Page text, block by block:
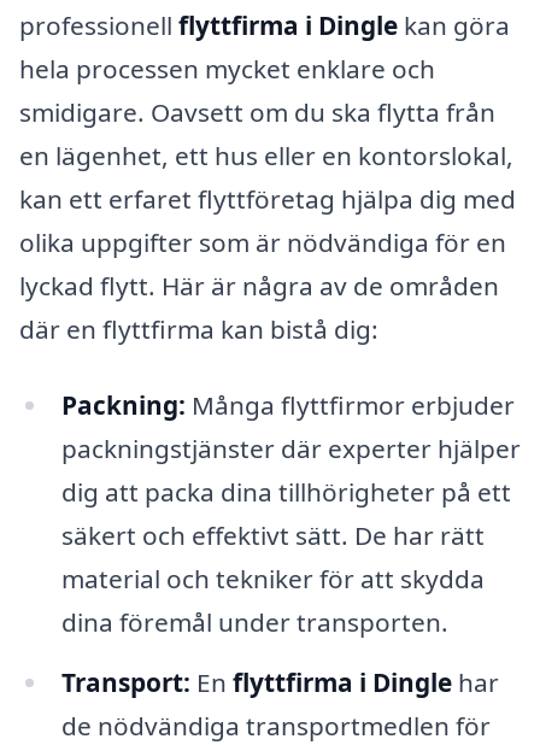
professionell flyttfirma i Dingle kan göra
hela processen mycket enklare och
smidigare. Oavsett om du ska flytta från
en lägenhet, ett hus eller en kontorslokal,
kan ett erfaret flyttföretag hjälpa dig med
olika uppgifter som är nödvändiga för en
lyckad flytt. Här är några av de områden
där en flyttfirma kan bistå dig:
Packning: Många flyttfirmor erbjuder
packningstjänster där experter hjälper
dig att packa dina tillhörigheter på ett
säkert och effektivt sätt. De har rätt
material och tekniker för att skydda
dina föremål under transporten.
Transport: En flyttfirma i Dinglehar
de nödvändiga transportmedlen för